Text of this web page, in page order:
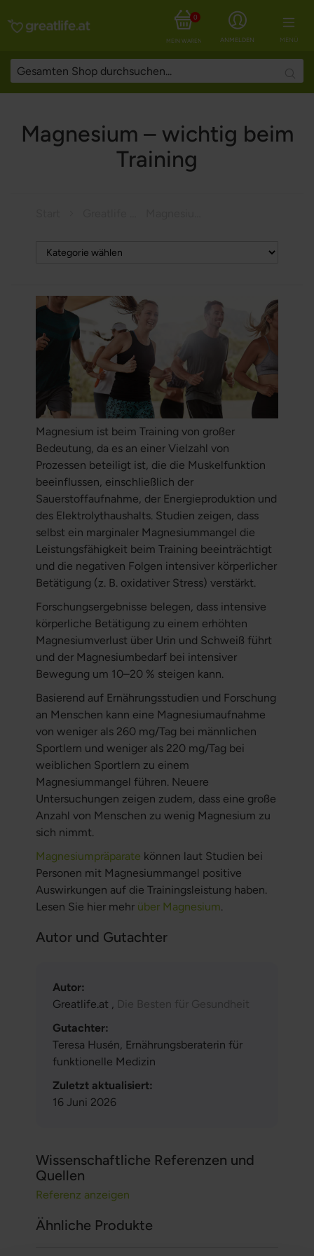
MENÜ
ANMELDEN
MEIN WARENKORB
0
Magnesium – wichtig beim
Training
Magnesium ist beim Training von großer
Bedeutung, da es an einer Vielzahl von
Prozessen beteiligt ist, die die Muskelfunktion
beeinflussen, einschließlich der
Sauerstoffaufnahme, der Energieproduktion und
des Elektrolythaushalts. Studien zeigen, dass
selbst ein marginaler Magnesiummangel die
Leistungsfähigkeit beim Training beeinträchtigt
und die negativen Folgen intensiver körperlicher
Betätigung (z. B. oxidativer Stress) verstärkt.
Forschungsergebnisse belegen, dass intensive
körperliche Betätigung zu einem erhöhten
Magnesiumverlust über Urin und Schweiß führt
und der Magnesiumbedarf bei intensiver
Bewegung um 10–20 % steigen kann.
Basierend auf Ernährungsstudien und Forschung
an Menschen kann eine Magnesiumaufnahme
von weniger als 260 mg/Tag bei männlichen
Sportlern und weniger als 220 mg/Tag bei
weiblichen Sportlern zu einem
Magnesiummangel führen. Neuere
Untersuchungen zeigen zudem, dass eine große
Anzahl von Menschen zu wenig Magnesium zu
sich nimmt.
Magnesiumpräparate können laut Studien bei
Personen mit Magnesiummangel positive
Auswirkungen auf die Trainingsleistung haben.
Lesen Sie hier mehr über Magnesium.
Autor und Gutachter
Autor:
Greatlife.at , Die Besten für Gesundheit
Gutachter:
Teresa Husén, Ernährungsberaterin für
funktionelle Medizin
Zuletzt aktualisiert:
16 Juni 2026
Wissenschaftliche Referenzen und
Quellen
Referenz anzeigen
Ähnliche Produkte